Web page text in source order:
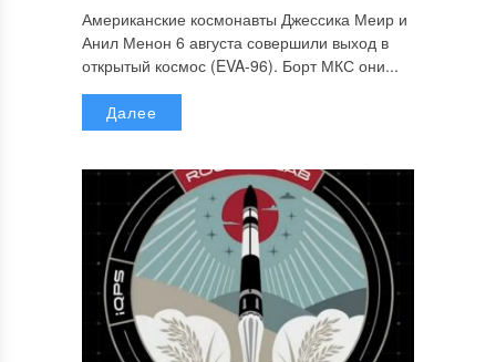
Американские космонавты Джессика Меир и
Анил Менон 6 августа совершили выход в
открытый космос (EVA-96). Борт МКС они...
Далее